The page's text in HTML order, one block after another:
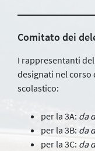
Comitato dei
I rappresentanti
designati nel corso
scolastico:
per la 3A: da
per la 3B: da
per la 3C: da